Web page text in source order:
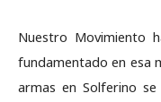
Nuestro Movimiento
fundamentado en esa
armas en Solferino